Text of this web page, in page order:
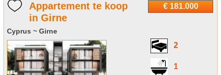
€ 181.000
Appartement te koop
in Girne
Cyprus ~ Girne
2
1